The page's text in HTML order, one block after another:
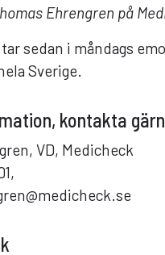
Ehrengren på
tar sedan i måndags
Sverige.
kontakta
VD, Medicheck